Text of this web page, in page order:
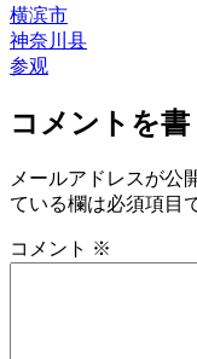
横滨市
神奈川县
参观
コメントを書
メールアドレスが公
ている欄は必須項目
コメント ※